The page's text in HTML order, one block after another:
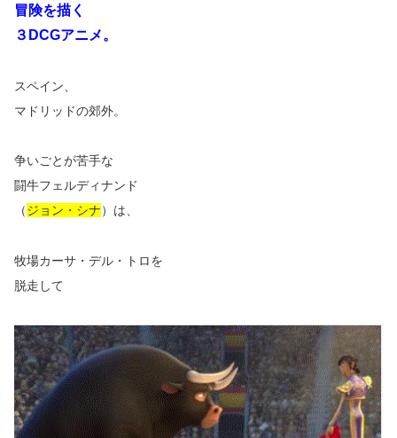
冒険を描く
３DCGアニメ。
スペイン、
マドリッドの郊外。
争いごとが苦手な
闘牛フェルディナンド
（ジョン・シナ）は、
牧場カーサ・デル・トロを
脱走して